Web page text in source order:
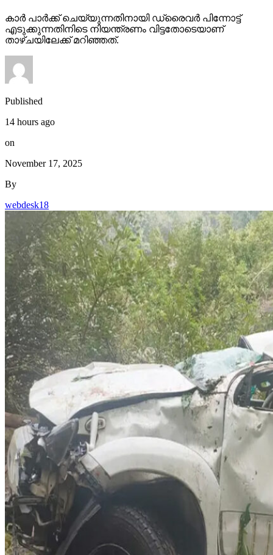
കാര്‍ പാര്‍ക്ക് ചെയ്യുന്നതിനായി ഡ്രൈവര്‍ പിന്നോട്ട്
എടുക്കുന്നതിനിടെ നിയന്ത്രണം വിട്ടതോടെയാണ്
താഴ്ചയിലേക്ക് മറിഞ്ഞത്.
Published
14 hours ago
on
November 17, 2025
By
webdesk18